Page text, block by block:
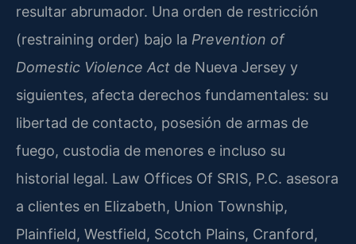
resultar abrumador. Una orden de restricción
(restraining order) bajo la Prevention of
Domestic Violence Act de Nueva Jersey y
siguientes, afecta derechos fundamentales: su
libertad de contacto, posesión de armas de
fuego, custodia de menores e incluso su
historial legal. Law Offices Of SRIS, P.C. asesora
a clientes en Elizabeth, Union Township,
Plainfield, Westfield, Scotch Plains, Cranford,